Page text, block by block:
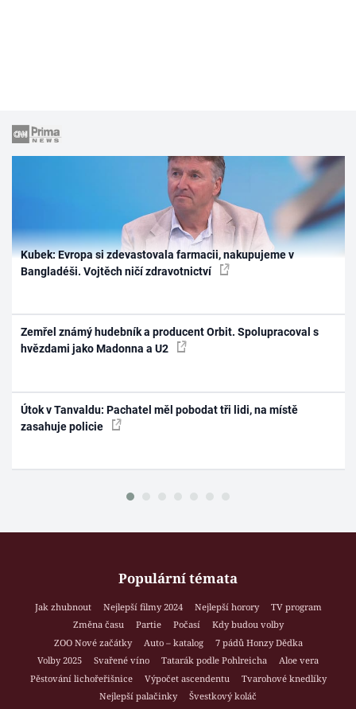
Kubek: Evropa si zdevastovala farmacii, nakupujeme v
Bangladéši. Vojtěch ničí zdravotnictví
Zemřel známý hudebník a producent Orbit. Spolupracoval s
hvězdami jako Madonna a U2
Útok v Tanvaldu: Pachatel měl pobodat tři lidi, na místě
zasahuje policie
Populární témata
Jak zhubnout Nejlepší filmy 2024 Nejlepší horory
TV program
Změna času
Partie Počasí
Kdy budou volby
ZOO Nové začátky
Auto – katalog
7 pádů Honzy Dědka
Volby 2025
Svařené víno Tatarák podle Pohlreicha
Aloe vera
Pěstování lichořeřišnice
Výpočet ascendentu
Tvarohové knedlíky
Nejlepší palačinky
Švestkový koláč